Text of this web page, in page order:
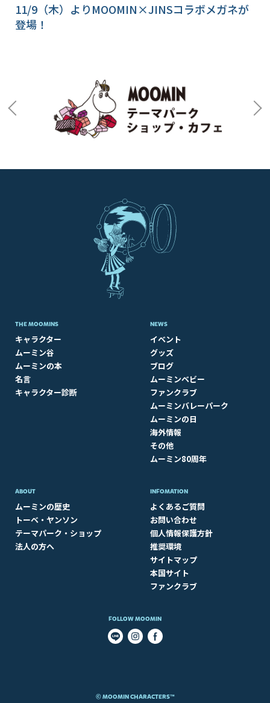
11/9（木）よりMOOMIN×JINSコラボメガネが
登場！
THE MOOMINS
キャラクター
ムーミン谷
ムーミンの本
名言
キャラクター診断
NEWS
イベント
グッズ
ブログ
ムーミンベビー
ファンクラブ
ムーミンバレーパーク
ムーミンの日
海外情報
その他
ムーミン80周年
ABOUT​
ムーミンの歴史
トーベ・ヤンソン
テーマパーク・ショップ
法人の方へ
INFOMATION
よくあるご質問
お問い合わせ
個人情報保護方針
推奨環境
サイトマップ
本国サイト
ファンクラブ
FOLLOW MOOMIN
© MOOMIN CHARACTERS™​